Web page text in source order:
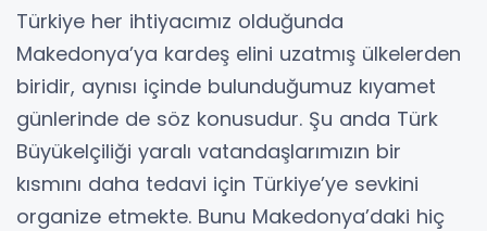
Türkiye her ihtiyacımız olduğunda
Makedonya’ya kardeş elini uzatmış ülkelerden
biridir, aynısı içinde bulunduğumuz kıyamet
günlerinde de söz konusudur. Şu anda Türk
Büyükelçiliği yaralı vatandaşlarımızın bir
kısmını daha tedavi için Türkiye’ye sevkini
organize etmekte. Bunu Makedonya’daki hiç